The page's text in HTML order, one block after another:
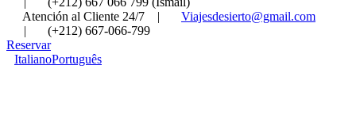
Atención al Cliente 24/7
|
Viajesdesierto@gmail.com
|
(+212) 667-066-799
Reservar
ItalianoPortuguês